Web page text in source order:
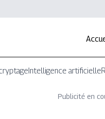
Intelligence artificielle
Publicité en